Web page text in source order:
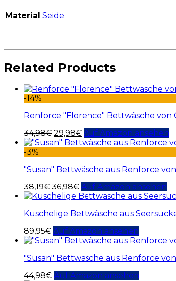
Material Seide
Related Products
-14%
Renforce "Florence" Bettwäsche von
34,98€ 29,98€ Auf Amazon ansehen
-3%
"Susan" Bettwäsche aus Renforce
38,19€ 36,98€ Auf Amazon ansehen
Kuschelige Bettwäsche aus
89,95€ Auf Amazon ansehen
"Susan" Bettwäsche aus Renforce
44,98€ Auf Amazon ansehen